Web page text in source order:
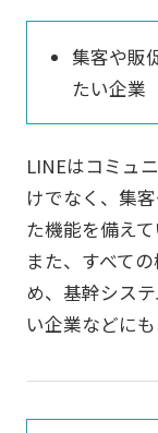
集客や販
たい企業
LINEはコミュ
けでなく、集
た機能を備えて
また、すべて
め、基幹シス
い企業などに